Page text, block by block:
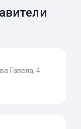
Гавела, 4